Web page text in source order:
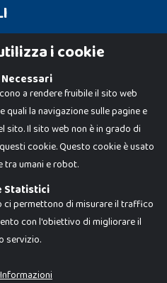
Srl. Ogni riproduzione o utilizzo non
differire da quanto esposto in
i cookie
a rendere fruibile il sito web
la navigazione sulle pagine e
sito. Il sito web non è in grado di
cookie. Questo cookie è usato
tra umani e robot.
Statistici
permettono di misurare il traffico
con l'obiettivo di migliorare il
servizio.